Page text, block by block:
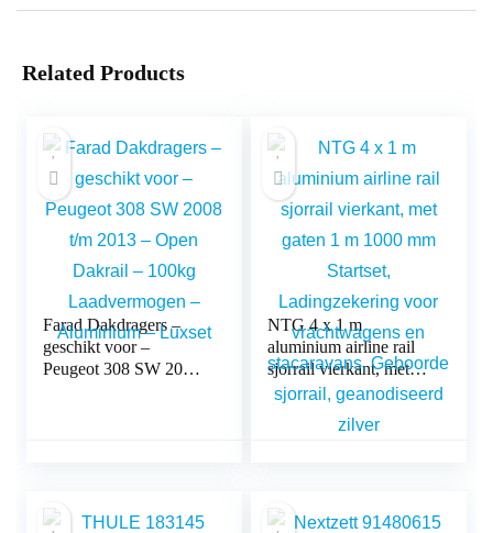
Related Products
Farad Dakdragers –
geschikt voor –
Peugeot 308 SW 2008
NTG 4 x 1 m
aluminium airline rail
sjorrail vierkant, met
gaten 1 m 1000 mm
Ladingzekering voor
zilver